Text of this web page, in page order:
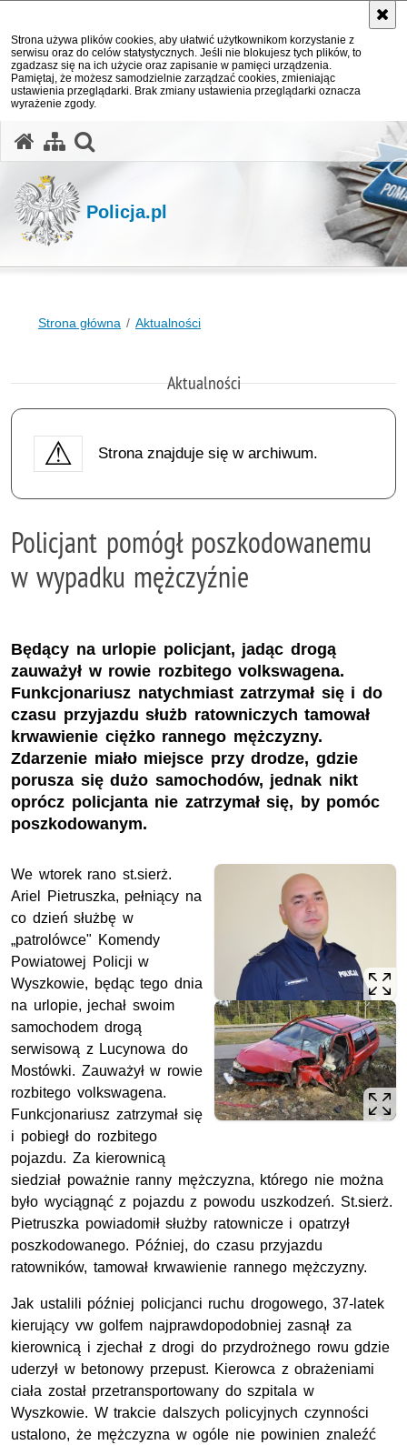
Strona używa plików cookies, aby ułatwić użytkownikom korzystanie z
serwisu oraz do celów statystycznych. Jeśli nie blokujesz tych plików, to
zgadzasz się na ich użycie oraz zapisanie w pamięci urządzenia.
Pamiętaj, że możesz samodzielnie zarządzać cookies, zmieniając
ustawienia przeglądarki. Brak zmiany ustawienia przeglądarki oznacza
wyrażenie zgody.
Policja.pl
Strona główna Aktualności
Aktualności
Strona znajduje się w archiwum.
Policjant pomógł poszkodowanemu
w wypadku mężczyźnie
Będący na urlopie policjant, jadąc drogą
zauważył w rowie rozbitego volkswagena.
Funkcjonariusz natychmiast zatrzymał się i do
czasu przyjazdu służb ratowniczych tamował
krwawienie ciężko rannego mężczyzny.
Zdarzenie miało miejsce przy drodze, gdzie
porusza się dużo samochodów, jednak nikt
oprócz policjanta nie zatrzymał się, by pomóc
poszkodowanym.
We wtorek rano st.sierż.
Ariel Pietruszka, pełniący na
co dzień służbę w
„patrolówce" Komendy
Powiatowej Policji w
Wyszkowie, będąc tego dnia
na urlopie, jechał swoim
samochodem drogą
serwisową z Lucynowa do
Mostówki. Zauważył w rowie
rozbitego volkswagena.
Funkcjonariusz zatrzymał się
i pobiegł do rozbitego
pojazdu. Za kierownicą
siedział poważnie ranny mężczyzna, którego nie można
było wyciągnąć z pojazdu z powodu uszkodzeń. St.sierż.
Pietruszka powiadomił służby ratownicze i opatrzył
poszkodowanego. Później, do czasu przyjazdu
ratowników, tamował krwawienie rannego mężczyzny.
Jak ustalili później policjanci ruchu drogowego, 37-latek
kierujący vw golfem najprawdopodobniej zasnął za
kierownicą i zjechał z drogi do przydrożnego rowu gdzie
uderzył w betonowy przepust. Kierowca z obrażeniami
ciała został przetransportowany do szpitala w
Wyszkowie. W trakcie dalszych policyjnych czynności
ustalono, że mężczyzna w ogóle nie powinien znaleźć